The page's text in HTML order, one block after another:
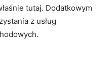
tutaj. Dodatkowym
z usług